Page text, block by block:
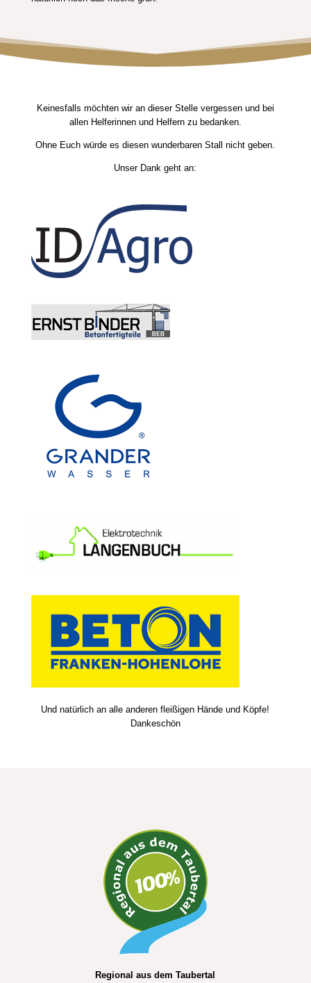
Keinesfalls möchten wir an dieser Stelle vergessen und bei
allen Helferinnen und Helfern zu bedanken.
Ohne Euch würde es diesen wunderbaren Stall nicht geben.
Unser Dank geht an:
Und natürlich an alle anderen fleißigen Hände und Köpfe!
Dankeschön
Regional aus dem Taubertal